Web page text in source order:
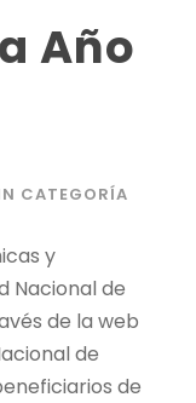
Año
CATEGORÍA
y
Nacional de
de la web
de
de